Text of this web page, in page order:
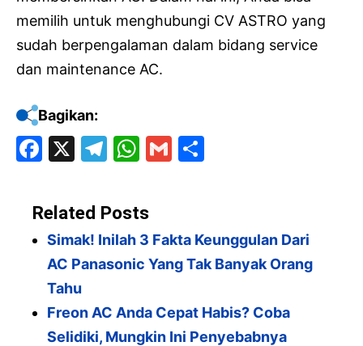
memilih untuk menghubungi CV ASTRO yang
sudah berpengalaman dalam bidang service
dan maintenance AC.
Bagikan:
F
c
e
b
o
o
k
X
T
e
gr
a
m
W
s
A
p
p
G
l
Related Posts
Simak! Inilah 3 Fakta Keunggulan Dari
AC Panasonic Yang Tak Banyak Orang
Tahu
Freon AC Anda Cepat Habis? Coba
Selidiki, Mungkin Ini Penyebabnya